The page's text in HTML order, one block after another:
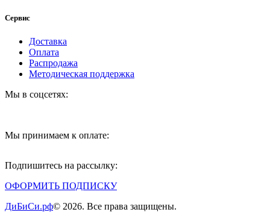
Сервис
Доставка
Оплата
Распродажа
Методическая поддержка
Мы в соцсетях:
Мы принимаем к оплате:
Подпишитесь на рассылку:
ОФОРМИТЬ ПОДПИСКУ
ДиБиСи.рф© 2026. Все права защищены.